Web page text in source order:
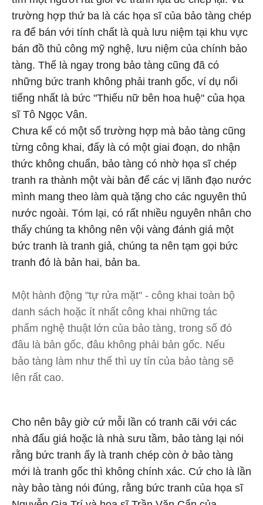
trường hợp thứ ba là các họa sĩ của bảo tàng chép
ra để bán với tính chất là quà lưu niệm tại khu vực
bán đồ thủ công mỹ nghệ, lưu niệm của chính bảo
tàng. Thế là ngay trong bảo tàng cũng đã có
những bức tranh không phải tranh gốc, ví dụ nổi
tiếng nhất là bức "Thiếu nữ bên hoa huệ" của họa
sĩ Tô Ngọc Vân.
Chưa kể có một số trường hợp mà bảo tàng cũng
từng công khai, đấy là có một giai đoạn, do nhận
thức không chuẩn, bảo tàng có nhờ họa sĩ chép
tranh ra thành một vài bản để các vị lãnh đạo nước
mình mang theo làm quà tặng cho các nguyên thủ
nước ngoài. Tóm lại, có rất nhiều nguyên nhân cho
thấy chúng ta không nên vội vàng đánh giá một
bức tranh là tranh giả, chúng ta nên tạm gọi bức
tranh đó là bản hai, bản ba.
Một hành động "tự rửa mặt" - công khai toàn bộ
danh sách hoặc ít nhất công khai những tác
phẩm nghệ thuật lớn của bảo tàng, trong số đó
đâu là bản gốc, đâu không phải bản gốc. Nếu
bảo tàng làm như thế thì uy tín của bảo tàng sẽ
lên rất cao.
Cho nên bây giờ cứ mỗi lần có tranh cãi với các
nhà đấu giá hoặc là nhà sưu tầm, bảo tàng lại nói
rằng bức tranh ấy là tranh chép còn ở bảo tàng
mới là tranh gốc thì không chính xác. Cứ cho là lần
này bảo tàng nói đúng, rằng bức tranh của họa sĩ